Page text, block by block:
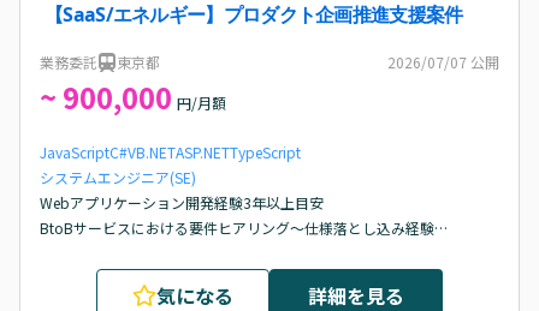
【SaaS/エネルギー】プロダクト企画推進支援案件
業務委託 東京都 2026/07/07 公開
~ 900,000 円/月額
JavaScriptC#VB.NETASP.NETTypeScript
システムエンジニア(SE)
Webアプリケーション開発経験3年以上目安
BtoBサービスにおける要件ヒアリング～仕様落とし込み経験
を推進した経験
気になる 詳細を見る